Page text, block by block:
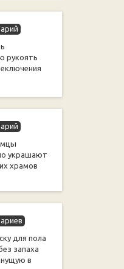
рукоять
украшают
храмов
для пола
запаха
в